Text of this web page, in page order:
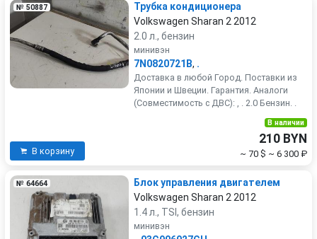
№ 50887
Трубка кондиционера
Volkswagen Sharan 2 2012
2.0 л., бензин
минивэн
7N0820721B, .
Доставка в любой Город. Поставки из
Японии и Швеции. Гарантия. Аналоги
(Совместимость с ДВС): , . 2.0 Бензин. .
В корзину
В наличии
210 BYN
~ 70 $ ~ 6 300 ₽
№ 64664
Блок управления двигателем
Volkswagen Sharan 2 2012
1.4 л., TSI, бензин
минивэн